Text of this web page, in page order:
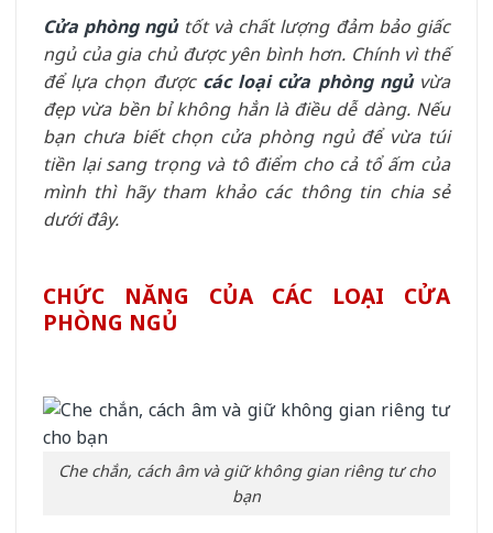
Cửa phòng ngủtốt và chất lượng đảm bảo giấc
ngủ của gia chủ được yên bình hơn. Chính vì thế
để lựa chọn được các loại cửa phòng ngủ vừa
đẹp vừa bền bỉ không hẳn là điều dễ dàng. Nếu
bạn chưa biết chọn cửa phòng ngủ để vừa túi
tiền lại sang trọng và tô điểm cho cả tổ ấm của
mình thì hãy tham khảo các thông tin chia sẻ
dưới đây.
CHỨC NĂNG CỦA CÁC LOẠI CỬA
PHÒNG NGỦ
Che chắn, cách âm và giữ không gian riêng tư cho
bạn